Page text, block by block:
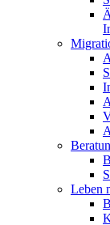
Leben